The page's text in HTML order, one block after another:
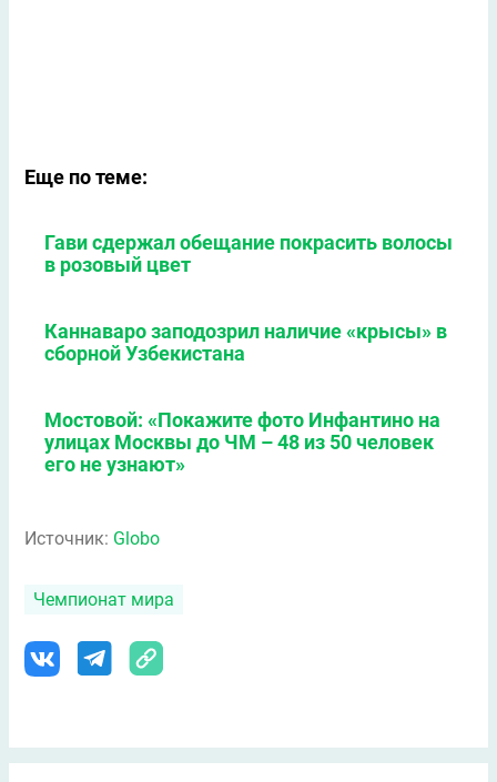
Еще по теме:
Гави сдержал обещание покрасить волосы
в розовый цвет
Каннаваро заподозрил наличие «крысы» в
сборной Узбекистана
Мостовой: «Покажите фото Инфантино на
улицах Москвы до ЧМ – 48 из 50 человек
его не узнают»
Источник: Globo
Чемпионат мира